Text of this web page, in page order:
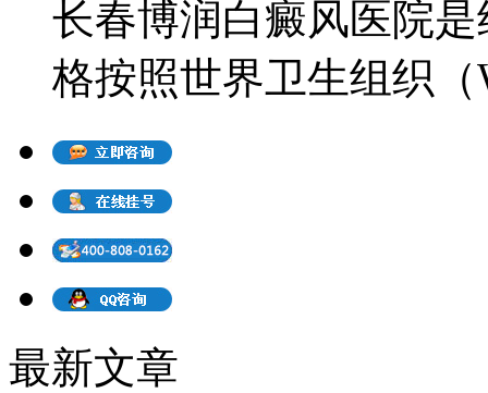
长春博润白癜风医院
格按照世界卫生组织（
最新文章